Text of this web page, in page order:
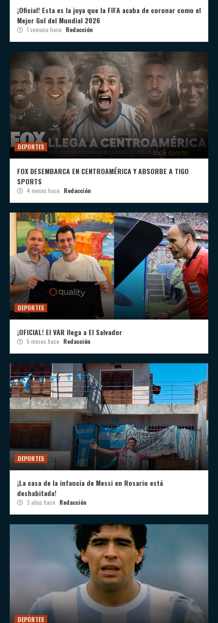
¡Oficial! Esta es la joya que la FIFA acaba de coronar como el
Mejor Gol del Mundial 2026
1 semana hace Redacción
DEPORTES
FOX DESEMBARCA EN CENTROAMÉRICA Y ABSORBE A TIGO
SPORTS
4 meses hace Redacción
DEPORTES
¡OFICIAL! El VAR llega a El Salvador
5 meses hace Redacción
DEPORTES
¡La casa de la infancia de Messi en Rosario está
deshabitada!
3 años hace Redacción
DEPORTES